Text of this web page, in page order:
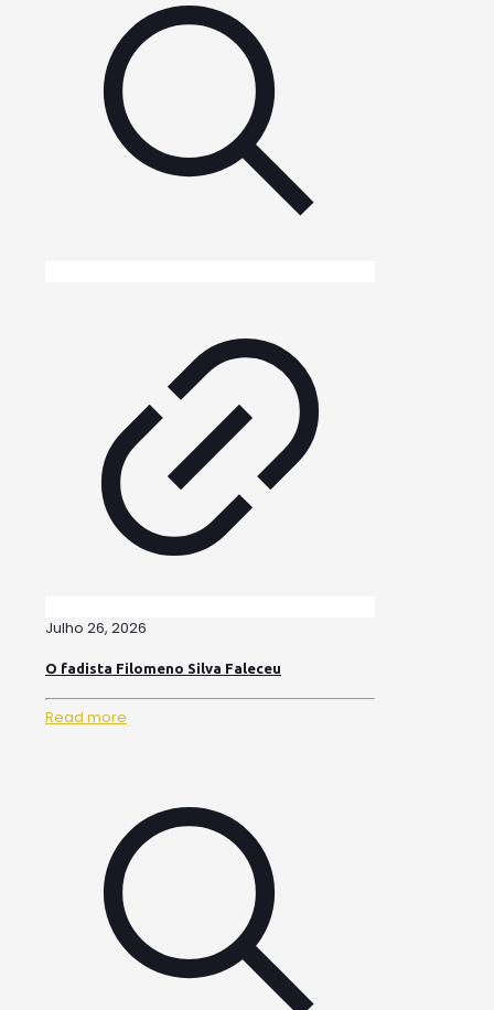
Julho 26, 2026
O fadista Filomeno Silva Faleceu
Read more